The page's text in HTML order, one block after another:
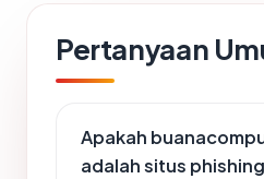
Pertanyaan
Apakah
adalah situs